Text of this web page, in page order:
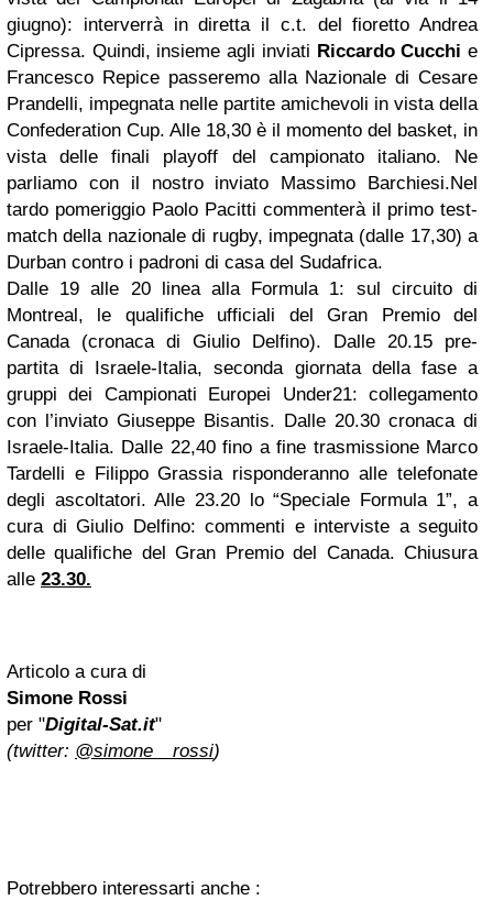
giugno): interverrà in diretta il c.t. del fioretto Andrea
Cipressa. Quindi, insieme agli inviati Riccardo Cucchi e
Francesco Repice passeremo alla Nazionale di Cesare
Prandelli, impegnata nelle partite amichevoli in vista della
Confederation Cup. Alle 18,30 è il momento del basket, in
vista delle finali playoff del campionato italiano. Ne
parliamo con il nostro inviato Massimo Barchiesi.Nel
tardo pomeriggio Paolo Pacitti commenterà il primo test-
match della nazionale di rugby, impegnata (dalle 17,30) a
Durban contro i padroni di casa del Sudafrica.
Dalle 19 alle 20 linea alla Formula 1: sul circuito di
Montreal, le qualifiche ufficiali del Gran Premio del
Canada (cronaca di Giulio Delfino). Dalle 20.15 pre-
partita di Israele-Italia, seconda giornata della fase a
gruppi dei Campionati Europei Under21: collegamento
con l’inviato Giuseppe Bisantis. Dalle 20.30 cronaca di
Israele-Italia. Dalle 22,40 fino a fine trasmissione Marco
Tardelli e Filippo Grassia risponderanno alle telefonate
degli ascoltatori. Alle 23.20 lo “Speciale Formula 1”, a
cura di Giulio Delfino: commenti e interviste a seguito
delle qualifiche del Gran Premio del Canada. Chiusura
alle 23.30.
Articolo a cura di
Simone Rossi
per "Digital-Sat.it"
(twitter: @simone__rossi)
Potrebbero interessarti anche :